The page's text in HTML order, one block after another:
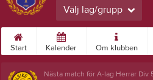
Välj lag/grupp
Start Kalender Om klubben
Nästa match för A-lag Herrar Div